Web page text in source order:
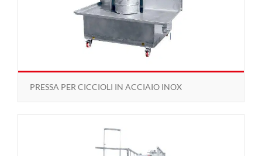
PRESSA PER CICCIOLI IN ACCIAIO INOX